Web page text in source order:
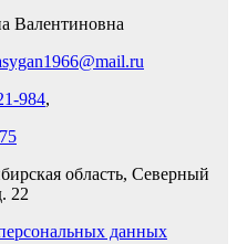
Валентиновна
984,
область, Северный
22
данных